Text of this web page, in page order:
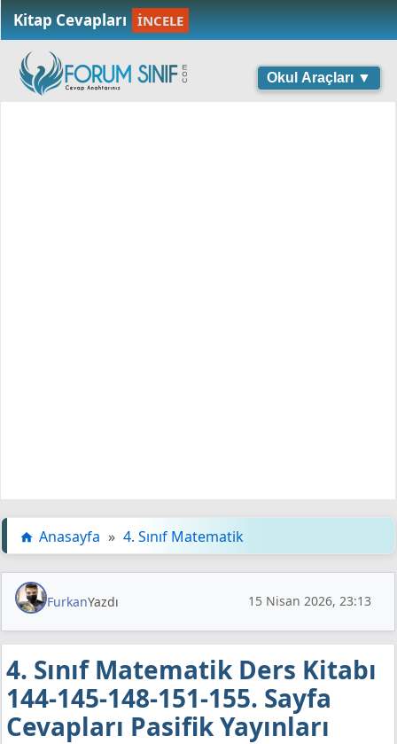
Kitap Cevapları İNCELE
Okul Araçları ▼
Anasayfa » 4. Sınıf Matematik
FurkanYazdı 15 Nisan 2026, 23:13
4. Sınıf Matematik Ders Kitabı
144-145-148-151-155. Sayfa
Cevapları Pasifik Yayınları